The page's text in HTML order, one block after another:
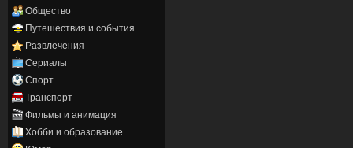
Общество
Путешествия и события
Развлечения
Сериалы
Спорт
Транспорт
Фильмы и анимация
Хобби и образование